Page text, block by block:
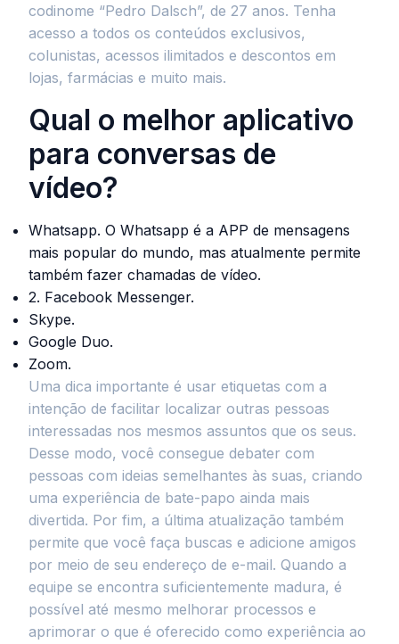
codinome “Pedro Dalsch”, de 27 anos. Tenha
acesso a todos os conteúdos exclusivos,
colunistas, acessos ilimitados e descontos em
lojas, farmácias e muito mais.
Qual o melhor aplicativo
para conversas de
vídeo?
Whatsapp. O Whatsapp é a APP de mensagens
mais popular do mundo, mas atualmente permite
também fazer chamadas de vídeo.
2. Facebook Messenger.
Skype.
Google Duo.
Zoom.
Uma dica importante é usar etiquetas com a
intenção de facilitar localizar outras pessoas
interessadas nos mesmos assuntos que os seus.
Desse modo, você consegue debater com
pessoas com ideias semelhantes às suas, criando
uma experiência de bate-papo ainda mais
divertida. Por fim, a última atualização também
permite que você faça buscas e adicione amigos
por meio de seu endereço de e-mail. Quando a
equipe se encontra suficientemente madura, é
possível até mesmo melhorar processos e
aprimorar o que é oferecido como experiência ao